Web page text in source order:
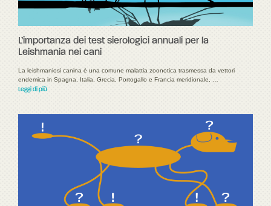
L’importanza dei test sierologici annuali per la
Leishmania nei cani
La leishmaniosi canina è una comune malattia zoonotica trasmessa da vettori
endemica in Spagna, Italia, Grecia, Portogallo e Francia meridionale, …
Leggi di più